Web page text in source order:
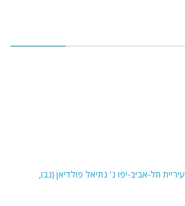
ת"א (שלום ת"א) 57140-10-24 עיריית תל-אביב-יפו נ' נתיאל פולדיאן (נבו,